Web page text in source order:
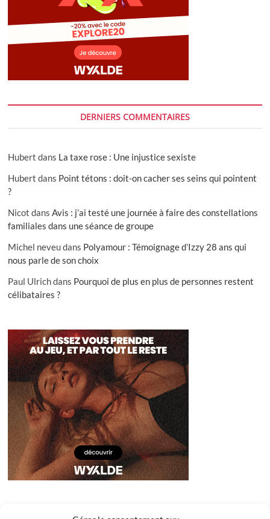
DERNIERS COMMENTAIRES
Hubert dans La taxe rose : Une injustice sexiste
Hubert dans Point tétons : doit-on cacher ses seins qui pointent
?
Nicot dansAvis : j’ai testé une journée à faire des constellations
familiales dans une séance de groupe
Michel neveudans Polyamour : Témoignage d’Izzy 28 ans qui
nous parle de son choix
Paul Ulrichdans Pourquoi de plus en plus de personnes restent
célibataires ?